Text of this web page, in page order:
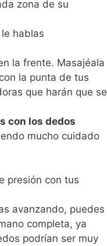
zona de su
hablas
la frente. Masajéala
la punta de tus
que harán que se
con los dedos
mucho cuidado
presión con tus
avanzando, puedes
completa, ya
podrían ser muy